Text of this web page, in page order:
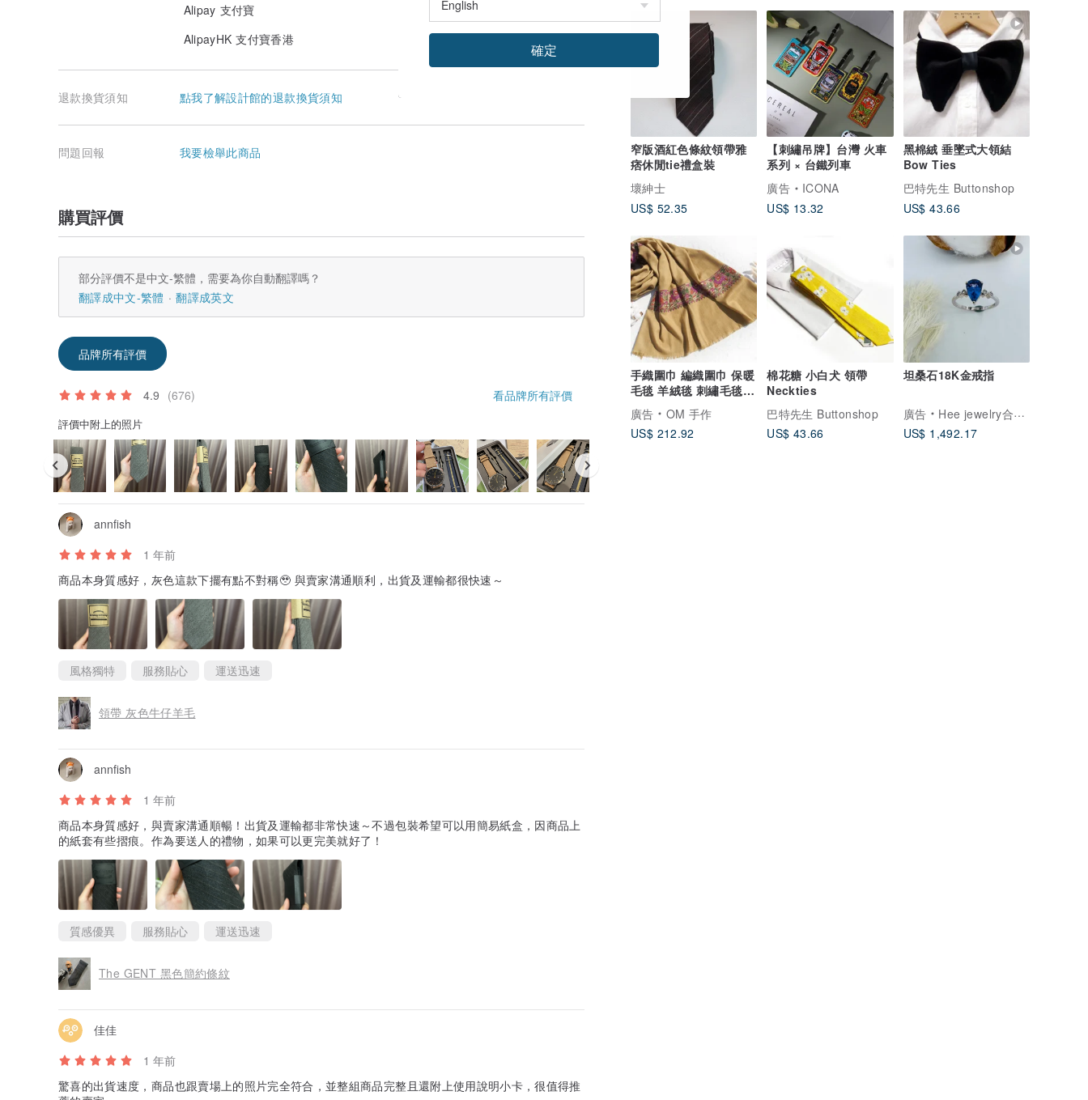
窄版酒紅色條紋領帶雅
痞休閒tie禮盒裝
壞紳士
US$ 52.35
【刺繡吊牌】台灣 火車
系列 × 台鐵列車
廣告
ICONA
US$ 13.32
黑棉絨 垂墜式大領結
Bow Ties
巴特先生 Buttonshop
US$ 43.66
手織圍巾 編織圍巾 保暖
毛毯 羊絨毯 刺繡毛毯
喀什米爾Cashmere/羊
絨圍巾/純羊毛圍巾披巾/
戒指絨披肩-刺繡動物
廣告
OM 手作
US$ 212.92
棉花糖 小白犬 領帶
Neckties
巴特先生 Buttonshop
US$ 43.66
坦桑石18K金戒指
廣告
Hee jewelry合一輕珠寶
US$ 1,492.17
Alipay 支付寶
AlipayHK 支付寶香港
退款換貨須知 點我了解設計館的退款換貨須知
問題回報 我要檢舉此商品
購買評價
部分評價不是中文-繁體，需要為你自動翻譯嗎？
翻譯成中文-繁體
翻譯成英文
品牌所有評價
4.9 (676) 看品牌所有評價
評價中附上的照片
annfish
1 年前
商品本身質感好，灰色這款下擺有點不對稱🥹 與賣家溝通順利，出貨及運輸都很快速～
風格獨特 服務貼心 運送迅速
領帶 灰色牛仔羊毛
annfish
1 年前
商品本身質感好，與賣家溝通順暢！出貨及運輸都非常快速～不過包裝希望可以用簡易紙盒，因商品上
的紙套有些摺痕。作為要送人的禮物，如果可以更完美就好了！
質感優異 服務貼心 運送迅速
The GENT 黑色簡約條紋
佳佳
1 年前
驚喜的出貨速度，商品也跟賣場上的照片完全符合，並整組商品完整且還附上使用說明小卡，很值得推
確定